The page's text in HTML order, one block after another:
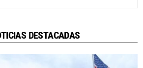
DESTACADAS